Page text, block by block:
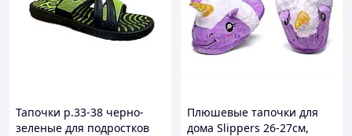
Тапочки р.33-38 черно-
зеленые для подростков
Плюшевые тапочки для
дома Slippers 26-27см,